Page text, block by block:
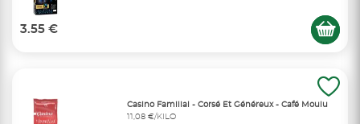
3.55 €
Casino Familial - Corsé Et Généreux - Café Moulu
11,08 €/KILO